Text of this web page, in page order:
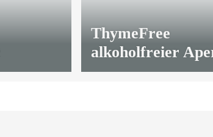
ThymeFree
alkoholfreier